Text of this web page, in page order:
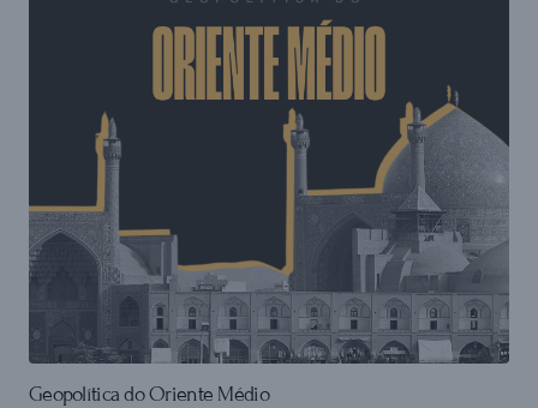
Geopolítica do Oriente Médio